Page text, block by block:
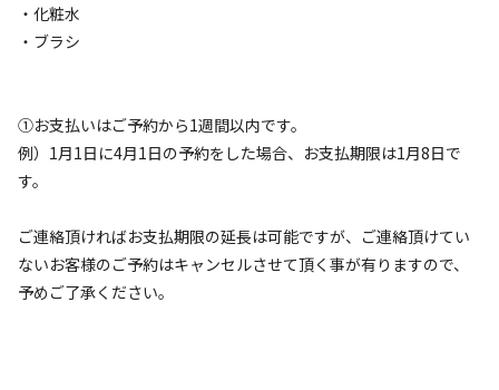
・化粧水
・ブラシ
①お支払いはご予約から1週間以内です。
例）1月1日に4月1日の予約をした場合、お支払期限は1月8日で
す。
ご連絡頂ければお支払期限の延長は可能ですが、ご連絡頂けてい
ないお客様のご予約はキャンセルさせて頂く事が有りますので、
予めご了承ください。
■週末は焚き火イベント(豚汁、飯盒など)開催中！
始めました。
詳細は各プランに記載。予定数がありますので受付できない
事もございます。
※GW、8月10日~18日はBBQ食材注文受け付け不可となりま
す。